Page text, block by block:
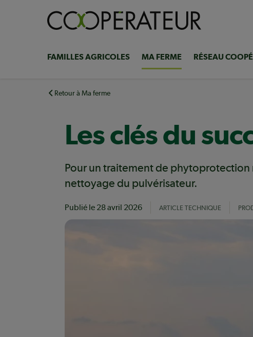
Navigation
principale
FAMILLES AGRICOLES MA FERME RÉSEAU
Retour à Ma ferme
Les clés du
Pour un traitement de phytoprotection
nettoyage du pulvérisateur.
Publié le 28 avril 2026 ARTICLE TECHNIQUE